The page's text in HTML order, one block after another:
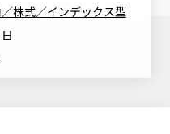
株式／インデックス型